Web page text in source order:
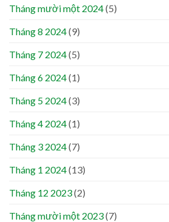
Tháng mười một 2024(5)
Tháng 8 2024(9)
Tháng 7 2024(5)
Tháng 6 2024(1)
Tháng 5 2024(3)
Tháng 4 2024(1)
Tháng 3 2024(7)
Tháng 1 2024(13)
Tháng 12 2023(2)
Tháng mười một 2023(7)